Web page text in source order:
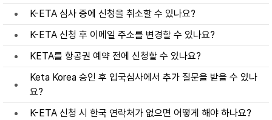
K-ETA 심사 중에 신청을 취소할 수 있나요?
K-ETA 신청 후 이메일 주소를 변경할 수 있나요?
KETA를 항공권 예약 전에 신청할 수 있나요?
Keta Korea 승인 후 입국심사에서 추가 질문을 받을 수 있나
요?
K-ETA 신청 시 한국 연락처가 없으면 어떻게 해야 하나요?